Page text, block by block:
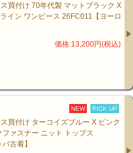
ス買付け 70年代製 マットブラック X
イン ワンピース 26FC011【ヨーロ
価格:13,200円(税込)
NEW PICK UP
ス買付け ターコイズブルー X ピンク
ァスナー ニット トップス
古着】